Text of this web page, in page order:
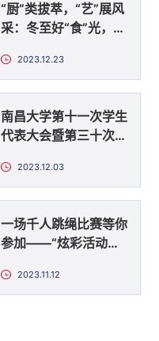
“厨”类拔萃，“艺”展风
采：冬至好“食”光，我
2023.12.23
南昌大学第十一次学生
代表大会暨第三十次研
开！2023.12.03
一场千人跳绳比赛等你
参加——“炫彩活动绳”
2023.11.12